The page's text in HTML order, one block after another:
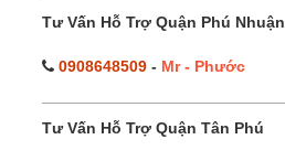
Tư Vấn Hỗ Trợ Quận Phú Nhuận
0908648509 - Mr - Phước
Tư Vấn Hỗ Trợ Quận Tân Phú